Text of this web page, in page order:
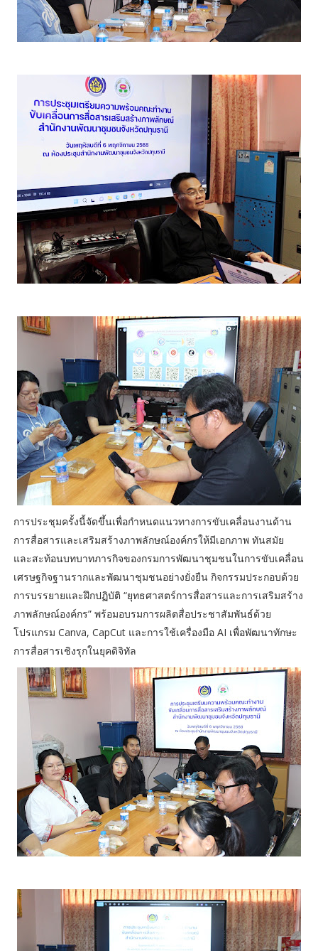
การประชุมครั้งนี้จัดขึ้นเพื่อกำหนดแนวทางการขับเคลื่อนงานด้าน
การสื่อสารและเสริมสร้างภาพลักษณ์องค์กรให้มีเอกภาพ ทันสมัย
และสะท้อนบทบาทภารกิจของกรมการพัฒนาชุมชนในการขับเคลื่อน
เศรษฐกิจฐานรากและพัฒนาชุมชนอย่างยั่งยืน กิจกรรมประกอบด้วย
การบรรยายและฝึกปฏิบัติ “ยุทธศาสตร์การสื่อสารและการเสริมสร้าง
ภาพลักษณ์องค์กร” พร้อมอบรมการผลิตสื่อประชาสัมพันธ์ด้วย
โปรแกรม Canva, CapCut และการใช้เครื่องมือ AI เพื่อพัฒนาทักษะ
การสื่อสารเชิงรุกในยุคดิจิทัล